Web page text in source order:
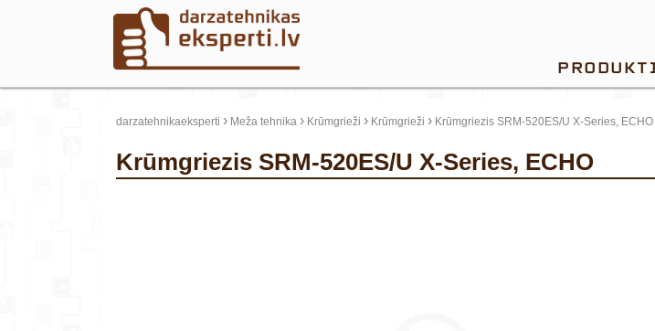
darzatehnikaeksperti › Meža tehnika › Krūmgrieži › Krūmgrieži › Krūmgriezis SRM-520ES/U X-Series, ECHO
Krūmgriezis SRM-520ES/U X-Series, ECHO